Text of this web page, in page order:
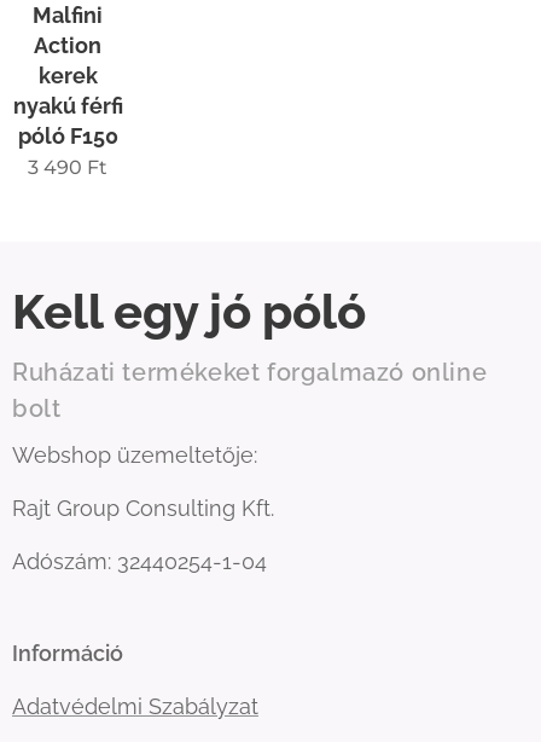
Malfini
Action
kerek
nyakú férfi
póló F150
3 490 Ft
Kell egy jó póló
Ruházati termékeket forgalmazó online
bolt
Webshop üzemeltetője:
Rajt Group Consulting Kft.
Adószám: 32440254-1-04
Információ
Adatvédelmi Szabályzat